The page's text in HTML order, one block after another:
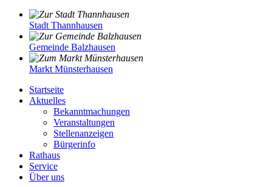
Stadt Thannhausen
Gemeinde Balzhausen
Markt Münsterhausen
Startseite
Aktuelles
Bekanntmachungen
Veranstaltungen
Stellenanzeigen
Bürgerinfo
Rathaus
Service
Über uns